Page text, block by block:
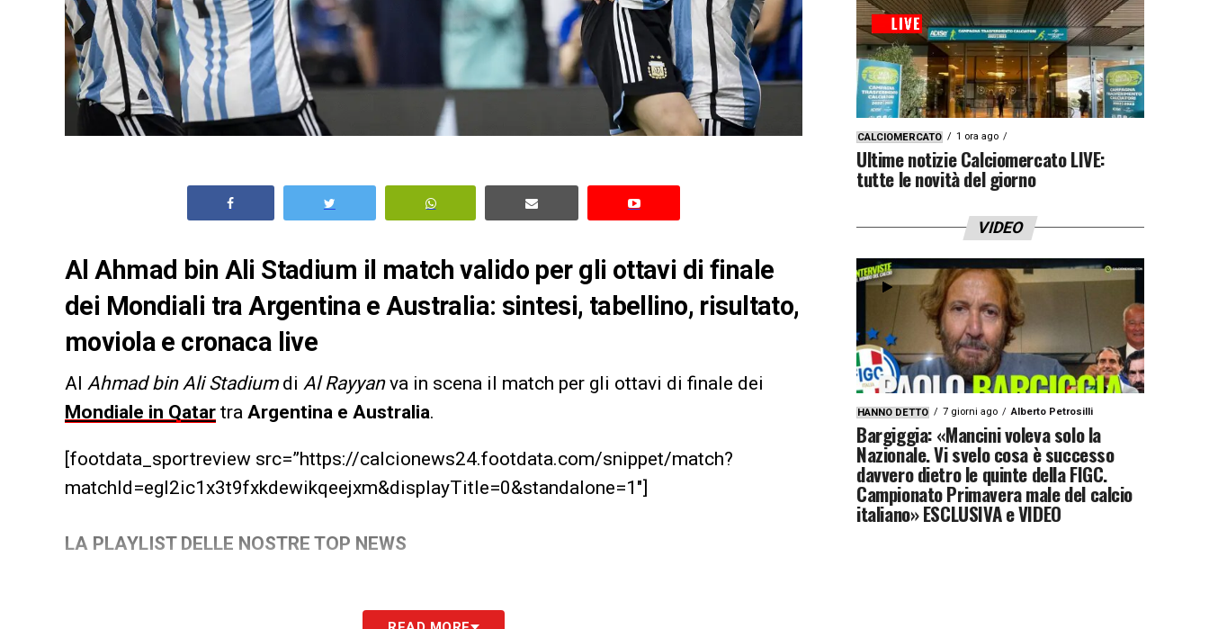
Al Ahmad bin Ali Stadium il match valido per gli ottavi di finale
dei Mondiali tra Argentina e Australia: sintesi, tabellino, risultato,
moviola e cronaca live
Al Ahmad bin Ali Stadiumdi Al Rayyanva in scena il match per gli ottavi di finale dei
Mondiale in Qatar tra Argentina e Australia.
[footdata_sportreview src=”https://calcionews24.footdata.com/snippet/match?
matchId=egl2ic1x3t9fxkdewikqeejxm&displayTitle=0&standalone=1″]
LA PLAYLIST DELLE NOSTRE TOP NEWS
CALCIOMERCATO 1 ora ago
Ultime notizie Calciomercato LIVE:
tutte le novità del giorno
VIDEO
HANNO DETTO 7 giorni ago Alberto Petrosilli
Bargiggia: «Mancini voleva solo la
Nazionale. Vi svelo cosa è successo
davvero dietro le quinte della FIGC.
Campionato Primavera male del calcio
italiano» ESCLUSIVA e VIDEO